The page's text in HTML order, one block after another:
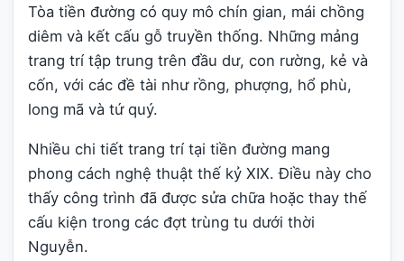
Tòa tiền đường có quy mô chín gian, mái chồng
diêm và kết cấu gỗ truyền thống. Những mảng
trang trí tập trung trên đầu dư, con rường, kẻ và
cốn, với các đề tài như rồng, phượng, hổ phù,
long mã và tứ quý.
Nhiều chi tiết trang trí tại tiền đường mang
phong cách nghệ thuật thế kỷ XIX. Điều này cho
thấy công trình đã được sửa chữa hoặc thay thế
cấu kiện trong các đợt trùng tu dưới thời
Nguyễn.